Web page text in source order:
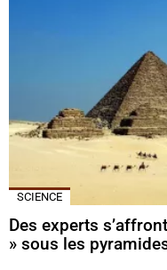
SCIENCE
Des experts
» sous les